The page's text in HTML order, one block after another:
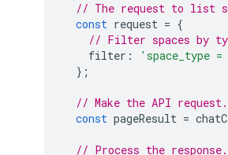
// The request to list
const request = {
// Filter spaces by
filter : 'space_type =
};
// Make the API request.
const pageResult =
// Process the response.